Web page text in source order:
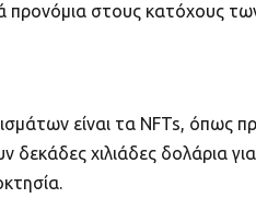
προνόμια στους κατόχους
είναι τα NFTs, όπως
δεκάδες χιλιάδες δολάρια